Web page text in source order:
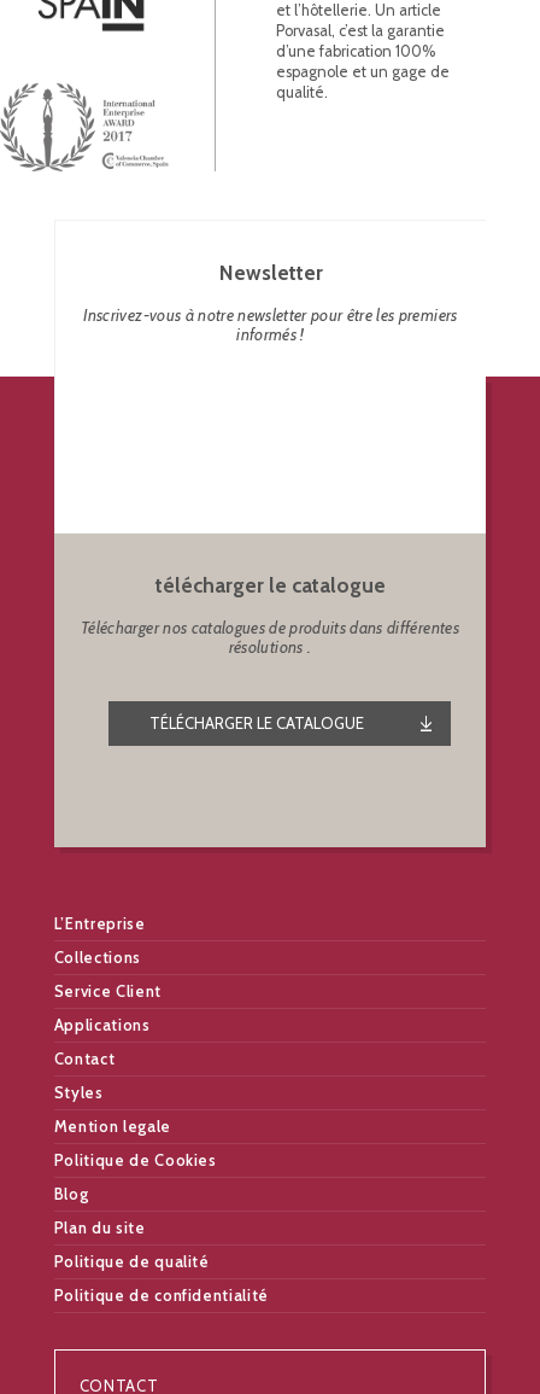
et l’hôtellerie. Un article
Porvasal, c’est la garantie
d’une fabrication 100%
espagnole et un gage de
qualité.
Newsletter
Inscrivez-vous à notre newsletter pour être les premiers
informés !
télécharger le catalogue
Télécharger nos catalogues de produits dans différentes
résolutions .
TÉLÉCHARGER LE CATALOGUE
L’Entreprise
Collections
Service Client
Applications
Contact
Styles
Mention legale
Politique de Cookies
Blog
Plan du site
Politique de qualité
Politique de confidentialité
CONTACT